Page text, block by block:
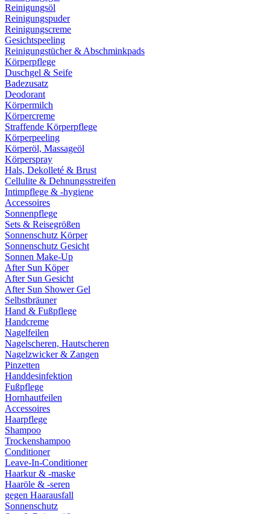
Reinigungsöl
Reinigungspuder
Reinigungscreme
Gesichtspeeling
Reinigungstücher & Abschminkpads
Körperpflege
Duschgel & Seife
Badezusatz
Deodorant
Körpermilch
Körpercreme
Straffende Körperpflege
Körperpeeling
Körperöl, Massageöl
Körperspray
Hals, Dekolleté & Brust
Cellulite & Dehnungsstreifen
Intimpflege & -hygiene
Accessoires
Sonnenpflege
Sets & Reisegrößen
Sonnenschutz Körper
Sonnenschutz Gesicht
Sonnen Make-Up
After Sun Köper
After Sun Gesicht
After Sun Shower Gel
Selbstbräuner
Hand & Fußpflege
Handcreme
Nagelfeilen
Nagelscheren, Hautscheren
Nagelzwicker & Zangen
Pinzetten
Handdesinfektion
Fußpflege
Hornhautfeilen
Accessoires
Haarpflege
Shampoo
Trockenshampoo
Conditioner
Leave-In-Conditioner
Haarkur & -maske
Haaröle & -seren
gegen Haarausfall
Sonnenschutz